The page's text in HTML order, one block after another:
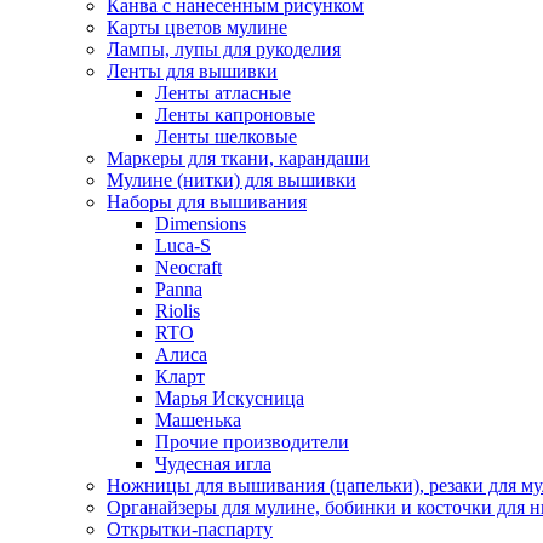
Канва с нанесенным рисунком
Карты цветов мулине
Лампы, лупы для рукоделия
Ленты для вышивки
Ленты атласные
Ленты капроновые
Ленты шелковые
Маркеры для ткани, карандаши
Мулине (нитки) для вышивки
Наборы для вышивания
Dimensions
Luca-S
Neocraft
Panna
Riolis
RTO
Алиса
Кларт
Марья Искусница
Машенька
Прочие производители
Чудесная игла
Ножницы для вышивания (цапельки), резаки для
Органайзеры для мулине, бобинки и косточки для
Открытки-паспарту